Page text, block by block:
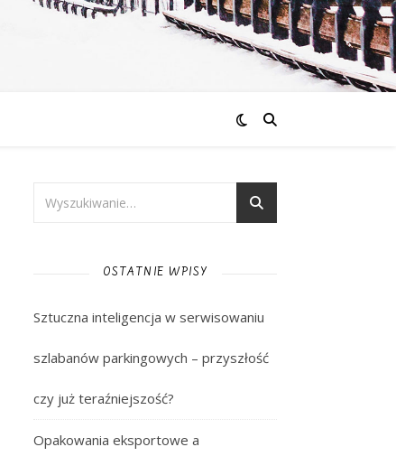
OSTATNIE WPISY
Sztuczna inteligencja w serwisowaniu
szlabanów parkingowych – przyszłość
czy już teraźniejszość?
Opakowania eksportowe a